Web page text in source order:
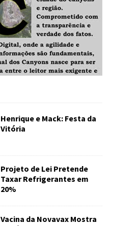
Henrique e Mack: Festa da
Vitória
Projeto de Lei Pretende
Taxar Refrigerantes em
20%
Vacina da Novavax Mostra